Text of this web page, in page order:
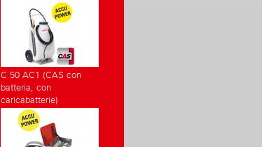
C 50 AC1 (CAS con
batteria, con
caricabatterie)